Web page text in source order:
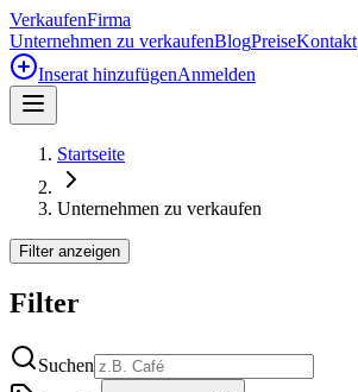
VerkaufenFirma
Unternehmen zu verkaufenBlogPreiseKontakt
Inserat hinzufügenAnmelden
Startseite
Unternehmen zu verkaufen
Filter anzeigen
Filter
Suchen